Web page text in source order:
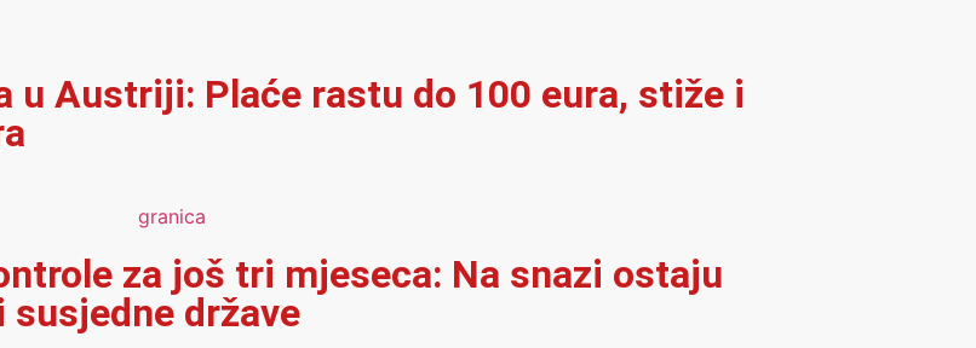
u Austriji: Plaće rastu do 100 eura, stiže i
za još tri mjeseca: Na snazi ostaju
države